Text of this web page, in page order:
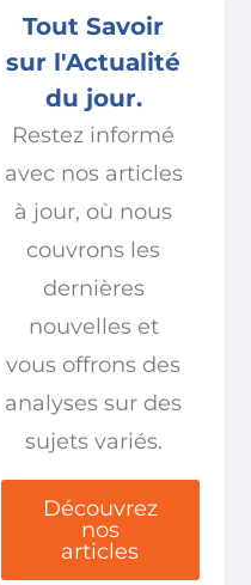
Tout Savoir
sur l'Actualité
du jour.
Restez informé
avec nos articles
à jour, où nous
couvrons les
dernières
nouvelles et
vous offrons des
analyses sur des
sujets variés.
Découvrez
nos
articles